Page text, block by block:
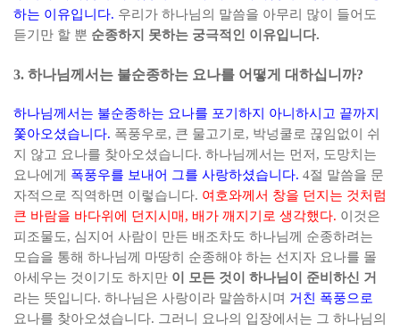
하는 이유입니다. 우리가 하나님의 말씀을 아무리 많이 들어도
듣기만 할 뿐 순종하지 못하는 궁극적인 이유입니다.
3. 하나님께서는 불순종하는 요나를 어떻게 대하십니까?
하나님께서는 불순종하는 요나를 포기하지 아니하시고 끝까지
쫓아오셨습니다. 폭풍우로, 큰 물고기로, 박넝쿨로 끊임없이 쉬
지 않고 요나를 찾아오셨습니다. 하나님께서는 먼저 , 도망치는
요나에게 폭풍우를 보내어 그를 사랑하셨습니다. 4절 말씀을 문
자적으로 직역하면 이렇습니다. 여호와께서 창을 던지는 것처럼
큰 바람을 바다위에 던지시매 , 배가 깨지기로 생각했다. 이것은
피조물도, 심지어 사람이 만든 배조차도 하나님께 순종하려는
모습을 통해 하나님께 마땅히 순종해야 하는 선지자 요나를 몰
아세우는 것이기도 하지만 이 모든 것이 하나님이 준비하신 거
라는 뜻입니다. 하나님은 사랑이라 말씀하시며 거친 폭풍으로
요나를 찾아오셨습니다. 그러니 요나의 입장에서는 그 하나님의